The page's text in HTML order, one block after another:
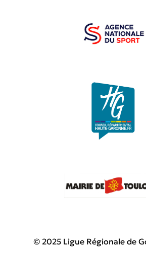
© 2025 Ligue Régionale de